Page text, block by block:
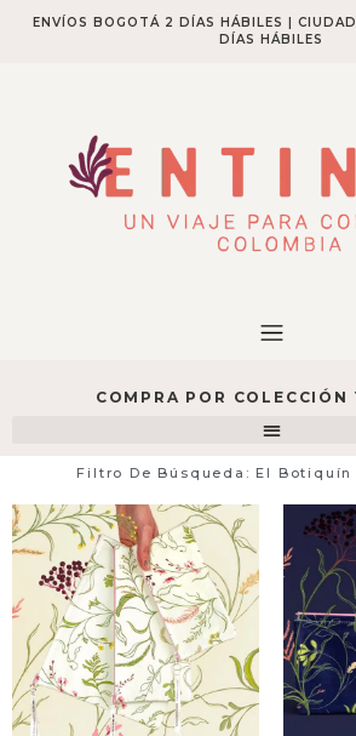
ENVÍOS BOGOTÁ 2 DÍAS HÁBILES |
DÍAS HÁBILES​
COMPRA POR COLECCIÓN
Filtro De Búsqueda: El